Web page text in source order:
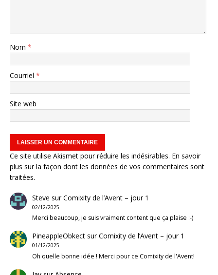
Nom *
Courriel *
Site web
Ce site utilise Akismet pour réduire les indésirables. En savoir
plus sur la façon dont les données de vos commentaires sont
traitées.
Steve surComixity de l’Avent – jour 1
02/12/2025
Merci beaucoup, je suis vraiment content que ça plaise :-)
PineappleObkectsurComixity de l’Avent – jour 1
01/12/2025
Oh quelle bonne idée ! Merci pour ce Comixity de l'Avent!